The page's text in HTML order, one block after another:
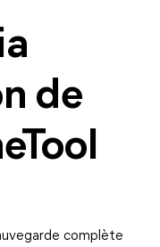
de
complète